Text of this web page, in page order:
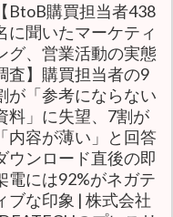
【BtoB購買担当者438
に聞いたマーケティ
グ、営業活動の実態
査】購買担当者の9
が「参考にならない
料」に失望、7割が
「内容が薄い」と回答
ウンロード直後の即
電には92%がネガテ
ブな印象 | 株式会社